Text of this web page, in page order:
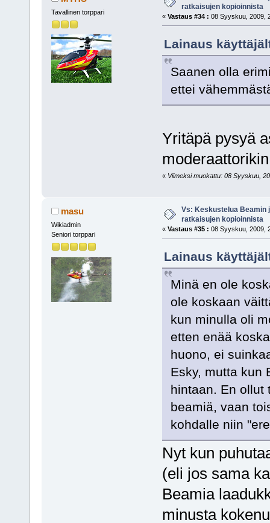
Tavallinen torppari
ratkaisujen kopioinnista
« Vastaus #34 : 08 Syyskuu, 2009,
Lainaus
Saanen olla
ettei
Yritäpä pysyä
« Viimeksi muokattu: 08 Syyskuu,
masu
Wikiadmin
Seniori torppari
Vs: Keskustelua Beamin
ratkaisujen kopioinnista
« Vastaus #35 : 08 Syyskuu, 2009,
Lainaus
Minä en ole
ole koskaan
kun minulla oli
etten enää
huono, ei
Esky, mutta kun
hintaan. En ollut
beamiä, vaan
kohdalle niin
Nyt kun
(eli jos sama
Beamia
minusta